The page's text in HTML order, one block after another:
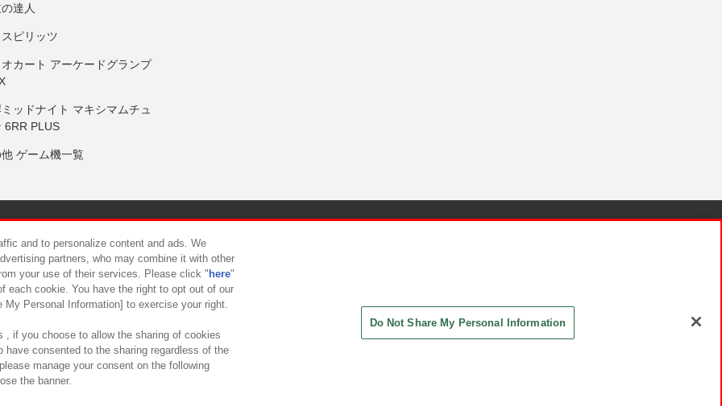
達人
ピリッツ
カート アーケードグランプ
ッドナイト マキシマムチュ
6RR PLUS
ゲーム機一覧
について カスタマーハラスメント対応方針
and to personalize content and ads. We
partners, who may combine it with other
your use of their services. Please click " here"
each cookie. You have the right to opt out of our
Personal Information] to exercise your right.
, if you choose to allow the sharing of cookies
have consented to the sharing regardless of the
manage your consent on the following
the banner.
Do Not Share My Personal Information